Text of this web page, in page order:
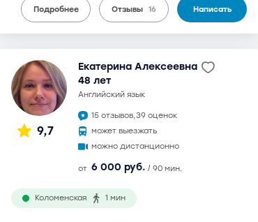
Подробнее Отзывы 16 Написать
9,7
Екатерина Алексеевна
48 лет
английский язык
15 отзывов,39 оценок
может выезжать
можно дистанционно
от 6 000 руб. / 90 мин.
Коломенская 1 мин